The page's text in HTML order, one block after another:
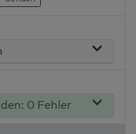
0 Fehler